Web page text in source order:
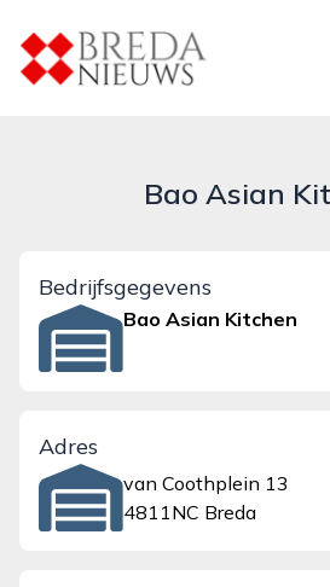
breda-nieuws.nl
Bao Asian
Bedrijfsgegevens
Bao Asian Kitchen
Adres
van Coothplein 13
4811NC Breda